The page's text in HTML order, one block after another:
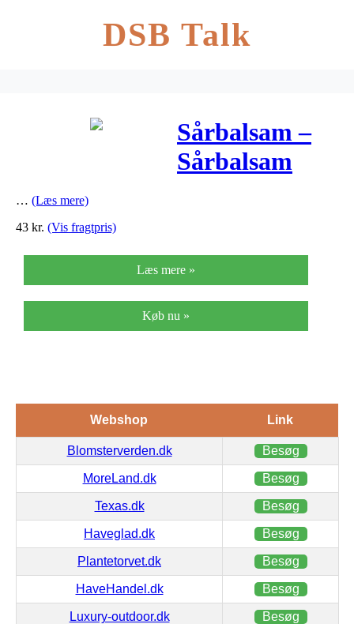
DSB Talk
Sårbalsam –
Sårbalsam
… (Læs mere)
43 kr. (Vis fragtpris)
Læs mere »
Køb nu »
Webshop Link
Blomsterverden.dk Besøg
MoreLand.dk Besøg
Texas.dk Besøg
Haveglad.dk Besøg
Plantetorvet.dk Besøg
HaveHandel.dk Besøg
Luxury-outdoor.dk Besøg